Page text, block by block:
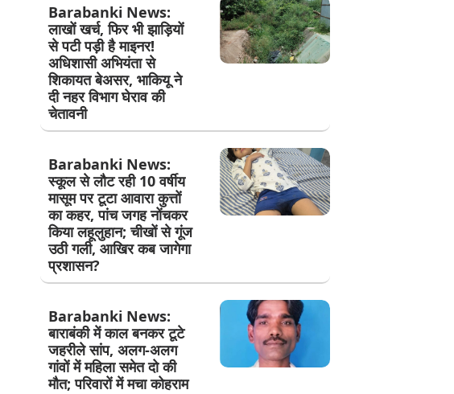
Barabanki News:
लाखों खर्च, फिर भी झाड़ियों
से पटी पड़ी है माइनर!
अधिशासी अभियंता से
शिकायत बेअसर, भाकियू ने
दी नहर विभाग घेराव की
चेतावनी
Barabanki News:
स्कूल से लौट रही 10 वर्षीय
मासूम पर टूटा आवारा कुत्तों
का कहर, पांच जगह नोंचकर
किया लहूलुहान; चीखों से गूंज
उठी गली, आखिर कब जागेगा
प्रशासन?
Barabanki News:
बाराबंकी में काल बनकर टूटे
जहरीले सांप, अलग-अलग
गांवों में महिला समेत दो की
मौत; परिवारों में मचा कोहराम